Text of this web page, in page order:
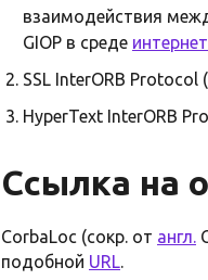
взаимодействия
GIOP в среде интернет
SSL InterORB Protocol
HyperText InterORB
Ссылка на
CorbaLoc (сокр. от англ.
подобной URL.